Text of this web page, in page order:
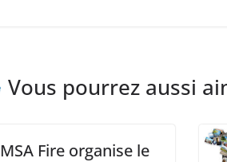
Vous pourrez aussi
MSA Fire organise le